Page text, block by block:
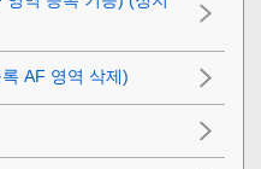
AF 영역 삭제)